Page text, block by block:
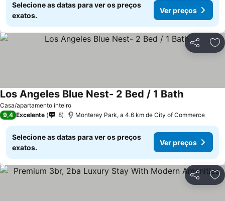
Selecione as datas para ver os preços
exatos.
Ver preços
Partilhar
Casa/apartamento inteiro
Los Angeles Blue Nest- 2 Bed / 1 Bath
9,4 Excelente 8 Monterey Park, a 4.6 km de City of Commerce
Selecione as datas para ver os preços
exatos.
Ver preços
Partilhar